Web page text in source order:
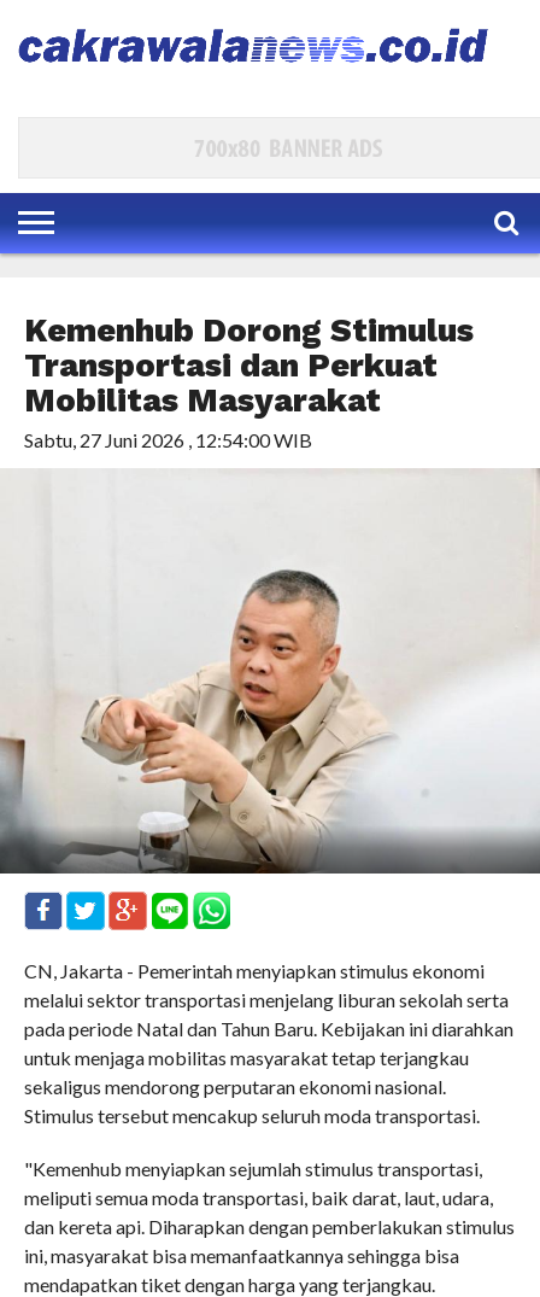
Kemenhub Dorong Stimulus
Transportasi dan Perkuat
Mobilitas Masyarakat
Sabtu, 27 Juni 2026 , 12:54:00 WIB
CN, Jakarta - Pemerintah menyiapkan stimulus ekonomi
melalui sektor transportasi menjelang liburan sekolah serta
pada periode Natal dan Tahun Baru. Kebijakan ini diarahkan
untuk menjaga mobilitas masyarakat tetap terjangkau
sekaligus mendorong perputaran ekonomi nasional.
Stimulus tersebut mencakup seluruh moda transportasi.
"Kemenhub menyiapkan sejumlah stimulus transportasi,
meliputi semua moda transportasi, baik darat, laut, udara,
dan kereta api. Diharapkan dengan pemberlakukan stimulus
ini, masyarakat bisa memanfaatkannya sehingga bisa
mendapatkan tiket dengan harga yang terjangkau.